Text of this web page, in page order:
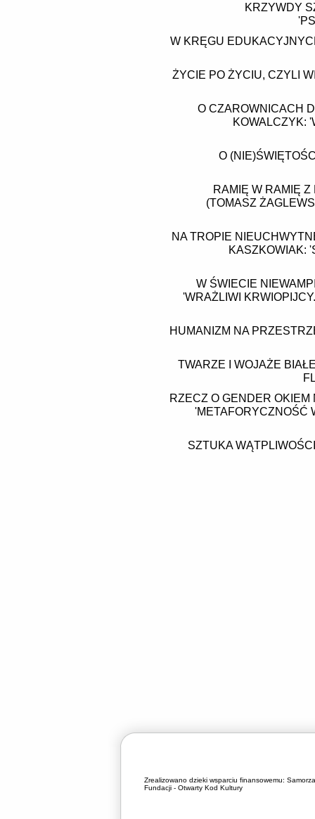
KRZYWDY
W KRĘGU
ŻYCIE PO ŻYCIU, CZYLI
O CZAROWNICACH
KOWALCZYK:
O
RAMIĘ W RAMIĘ
(TOMASZ
NA TROPIE
KASZKOWIAK:
W ŚWIECIE
'WRAŻLIWI
HUMANIZM NA
TWARZE I WOJAŻE
RZECZ O GENDER OKIEM
'METAFORYCZNOŚĆ
SZTUKA
Zrealizowano dzieki wsparciu finansowemu:
Fundacji - Otwarty Kod Kultury